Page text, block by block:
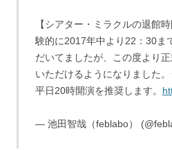
【シアター・ミラクルの退館
験的に2017年中より22：30ま
だいてましたが、この度より
いただけるようになりました
平日20時開演を推奨します。
— 池田智哉（feblabo）